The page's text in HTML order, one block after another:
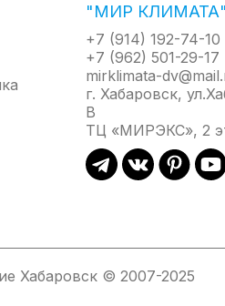
"МИР КЛИМАТА"
+7 (914) 192-74-10
+7 (962) 501-29-17
mirklimata-
г. Хабаровск,
В
ТЦ «МИРЭКС», 2
Хабаровск © 2007-2025